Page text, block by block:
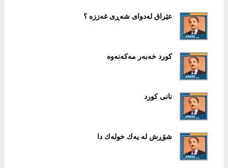
عێراق له‌دوای شه‌ڕی غه‌ززه‌ ؟
كورد خه‌به‌ر مه‌كه‌نه‌وه‌
نانی كورد
شۆڕش لە یەك خولەك دا